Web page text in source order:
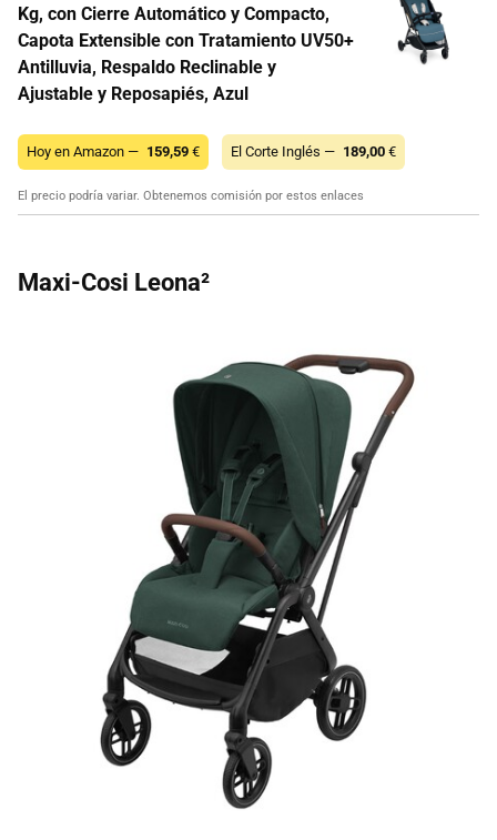
Kg, con Cierre Automático y Compacto,
Capota Extensible con Tratamiento UV50+
Antilluvia, Respaldo Reclinable y
Ajustable y Reposapiés, Azul
Hoy en Amazon — 159,59 € El Corte Inglés — 189,00 €
El precio podría variar. Obtenemos comisión por estos enlaces
Maxi-Cosi Leona²